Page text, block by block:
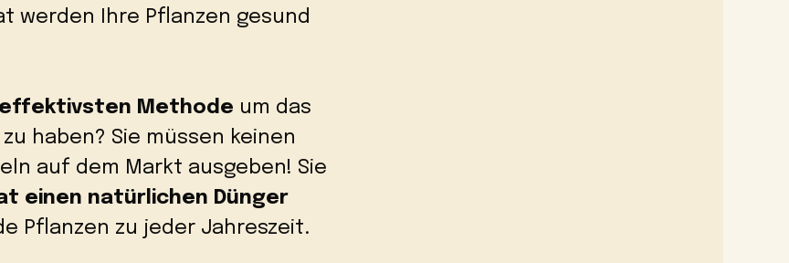
werden Ihre Pflanzen gesund
Methode um das
haben? Sie müssen keinen
auf dem Markt ausgeben! Sie
einen natürlichen Dünger
Pflanzen zu jeder Jahreszeit.